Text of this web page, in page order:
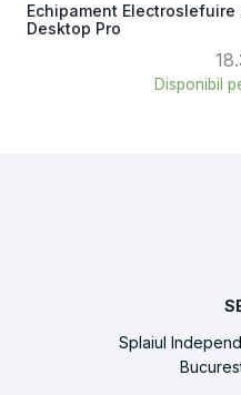
Echipament
Desktop Pro
Disponibil
Splaiul